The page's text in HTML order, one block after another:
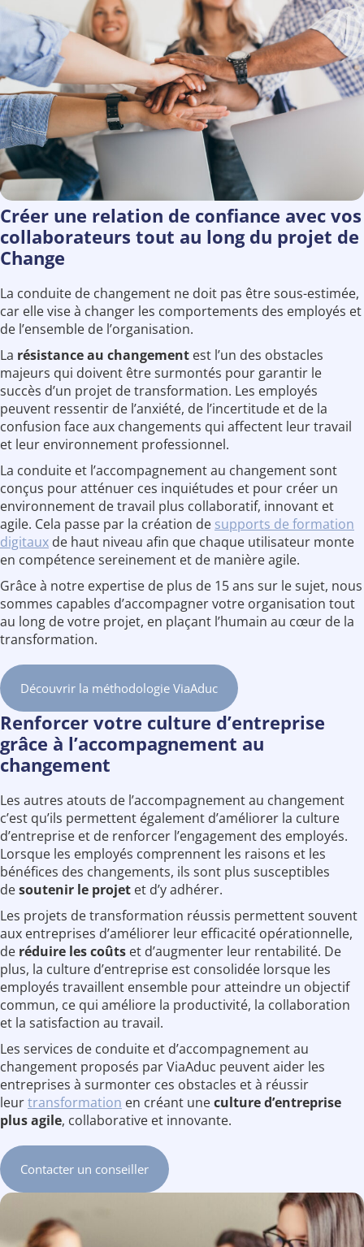
Créer une relation de confiance avec vos
collaborateurs tout au long du projet de
Change
La conduite de changement ne doit pas être sous-estimée,
car elle vise à changer les comportements des employés et
de l’ensemble de l’organisation.
La résistance au changement est l’un des obstacles
majeurs qui doivent être surmontés pour garantir le
succès d’un projet de transformation. Les employés
peuvent ressentir de l’anxiété, de l’incertitude et de la
confusion face aux changements qui affectent leur travail
et leur environnement professionnel.
La conduite et l’accompagnement au changement sont
conçus pour atténuer ces inquiétudes et pour créer un
environnement de travail plus collaboratif, innovant et
agile. Cela passe par la création de supports de formation
digitaux de haut niveau afin que chaque utilisateur monte
en compétence sereinement et de manière agile.
Grâce à notre expertise de plus de 15 ans sur le sujet, nous
sommes capables d’accompagner votre organisation tout
au long de votre projet, en plaçant l’humain au cœur de la
transformation.
Découvrir la méthodologie ViaAduc
Renforcer votre culture d’entreprise
grâce à l’accompagnement au
changement
Les autres atouts de l’accompagnement au changement
c’est qu’ils permettent également d’améliorer la culture
d’entreprise et de renforcer l’engagement des employés.
Lorsque les employés comprennent les raisons et les
bénéfices des changements, ils sont plus susceptibles
desoutenir le projet et d’y adhérer.
Les projets de transformation réussis permettent souvent
aux entreprises d’améliorer leur efficacité opérationnelle,
de réduire les coûts et d’augmenter leur rentabilité. De
plus, la culture d’entreprise est consolidée lorsque les
employés travaillent ensemble pour atteindre un objectif
commun, ce qui améliore la productivité, la collaboration
et la satisfaction au travail.
Les services de conduite et d’accompagnement au
changement proposés par ViaAduc peuvent aider les
entreprises à surmonter ces obstacles et à réussir
leurtransformation en créant uneculture d’entreprise
plus agile, collaborative et innovante.
Contacter un conseiller